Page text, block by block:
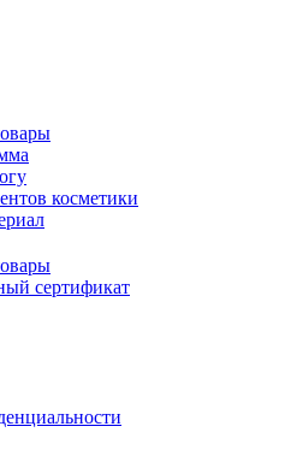
косметики
сертификат